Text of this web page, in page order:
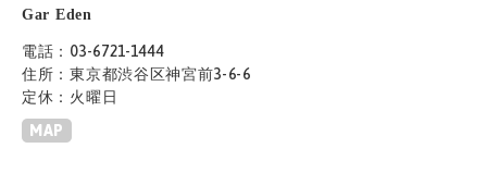
Gar Eden
電話：03-6721-1444
住所：東京都渋谷区神宮前3-6-6
定休：火曜日
MAP